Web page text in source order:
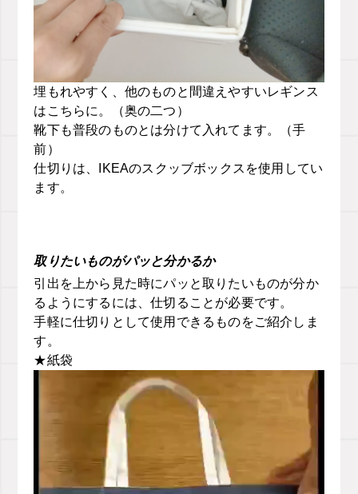
埋もれやすく、他のものと間違えやすいレギンス
はこちらに。（奥の二つ）
靴下も普段のものとは分けて入れてます。（手
前）
仕切りは、IKEAのスクッブボックスを使用してい
ます。
取りたいものがパッと分かるか
引出を上から見た時にパッと取りたいものが分か
るようにするには、仕切ることが必要です。
手軽に仕切りとして使用できるものをご紹介しま
す。
★紙袋